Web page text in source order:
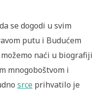
se dogodi u svim
putu i Budućem
naći u biografiji
mnogoboštvom i
srce prihvatilo je